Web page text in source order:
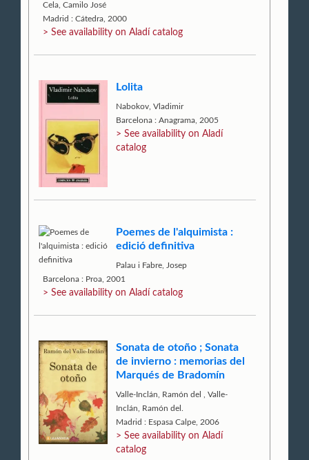
Cela, Camilo José
Madrid : Cátedra, 2000
> See availability on Aladí catalog
Lolita
Nabokov, Vladimir
Barcelona : Anagrama, 2005
> See availability on Aladí
catalog
Poemes de l'alquimista :
edició definitiva
Palau i Fabre, Josep
Barcelona : Proa, 2001
> See availability on Aladí catalog
Sonata de otoño ; Sonata
de invierno : memorias del
Marqués de Bradomín
Valle-Inclán, Ramón del ,Valle-
Inclán, Ramón del.
Madrid : Espasa Calpe, 2006
> See availability on Aladí
catalog